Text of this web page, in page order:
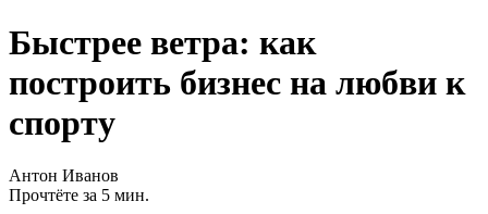
Быстрее ветра: как
построить бизнес на любви к
спорту
Антон Иванов
Прочтёте за 5 мин.